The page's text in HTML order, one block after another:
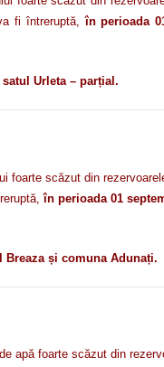
fi întreruptă,în perioada
satul Urleta – parțial.
foarte scăzut din
în perioada 01
Breaza și comuna Adunați.
apă foarte scăzut din